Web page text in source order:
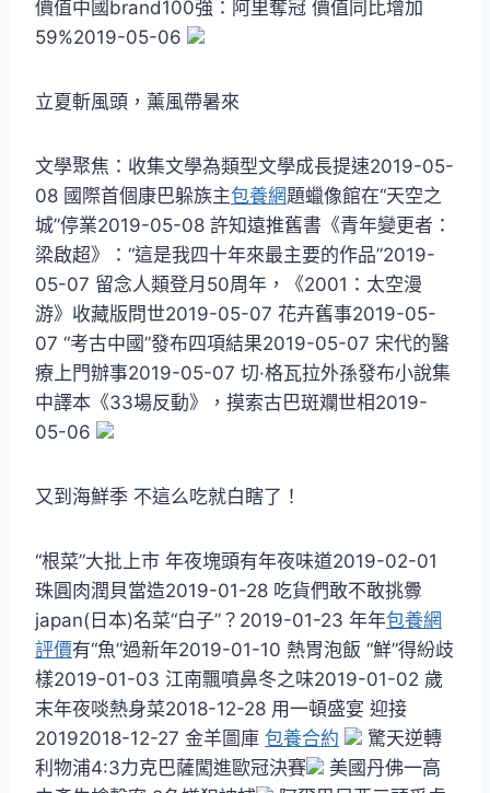
價值中國brand100強：阿里奪冠 價值同比增加
59%2019-05-06
立夏斬風頭，薰風帶暑來
文學聚焦：收集文學為類型文學成長提速2019-05-
08 國際首個康巴躲族主包養網題蠟像館在“天空之
城”停業2019-05-08 許知遠推舊書《青年變更者：
梁啟超》：“這是我四十年來最主要的作品”2019-
05-07 留念人類登月50周年，《2001：太空漫
游》收藏版問世2019-05-07 花卉舊事2019-05-
07 “考古中國”發布四項結果2019-05-07 宋代的醫
療上門辦事2019-05-07 切·格瓦拉外孫發布小說集
中譯本《33場反動》，摸索古巴斑斕世相2019-
05-06
又到海鮮季 不這么吃就白瞎了！
“根菜”大批上市 年夜塊頭有年夜味道2019-02-01
珠圓肉潤貝當造2019-01-28 吃貨們敢不敢挑釁
japan(日本)名菜“白子”？2019-01-23 年年包養網
評價有“魚”過新年2019-01-10 熱胃泡飯 “鮮”得紛歧
樣2019-01-03 江南飄噴鼻冬之味2019-01-02 歲
末年夜啖熱身菜2018-12-28 用一頓盛宴 迎接
20192018-12-27 金羊圖庫 包養合約
驚天逆轉
利物浦4:3力克巴薩闖進歐冠決賽
美國丹佛一高